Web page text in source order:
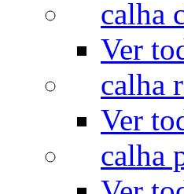
calha
Ver
calha
Ver
calha